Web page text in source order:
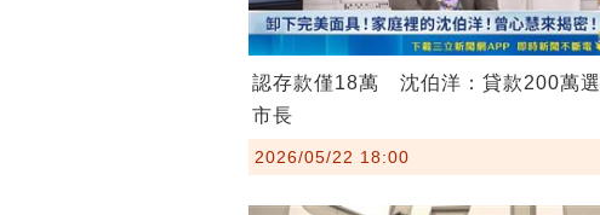
認存款僅18萬 沈伯洋：貸款200萬選
市長
2026/05/22 18:00